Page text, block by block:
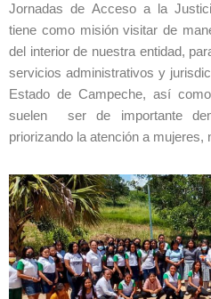
Jornadas de Acceso a la
tiene como misión visitar de
del interior de nuestra entidad,
servicios administrativos y
Estado de Campeche, así
suelen ser de importante
priorizando la atención a mujeres,